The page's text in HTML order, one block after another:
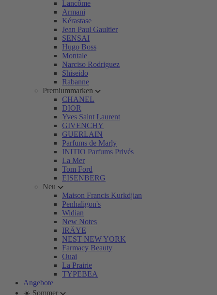
Lancôme
Armani
Kérastase
Jean Paul Gaultier
SENSAI
Hugo Boss
Montale
Narciso Rodriguez
Shiseido
Rabanne
Premiummarken
CHANEL
DIOR
Yves Saint Laurent
GIVENCHY
GUERLAIN
Parfums de Marly
INITIO Parfums Privés
La Mer
Tom Ford
EISENBERG
Neu
Maison Francis Kurkdjian
Penhaligon's
Widian
New Notes
IRÄYE
NEST NEW YORK
Farmacy Beauty
Ouai
La Prairie
TYPEBEA
Angebote
☀️ Sommer